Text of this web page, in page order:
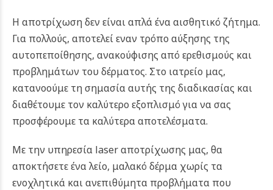
Η αποτρίχωση δεν είναι απλά ένα αισθητικό ζήτημα.
Για πολλούς, αποτελεί εναν τρόπο αύξησης της
αυτοπεποίθησης, ανακούφισης από ερεθισμούς και
προβλημάτων του δέρματος. Στο ιατρείο μας,
κατανοούμε τη σημασία αυτής της διαδικασίας και
διαθέτουμε τον καλύτερο εξοπλισμό για να σας
προσφέρουμε τα καλύτερα αποτελέσματα.
Με την υπηρεσία laser αποτρίχωσης μας, θα
αποκτήσετε ένα λείο, μαλακό δέρμα χωρίς τα
ενοχλητικά και ανεπιθύμητα προβλήματα που